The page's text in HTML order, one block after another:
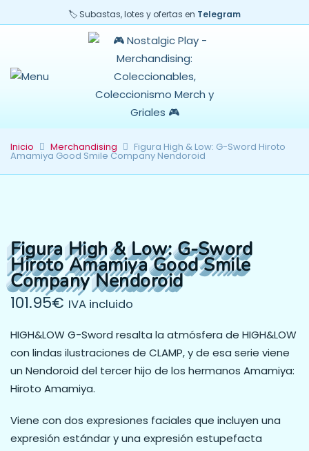
🏷️ Subastas, lotes y ofertas en Telegram
Inicio Merchandising Figura High & Low: G-Sword Hiroto
Amamiya Good Smile Company Nendoroid
Figura High & Low: G-Sword
Hiroto Amamiya Good Smile
Company Nendoroid
101.95€ IVA incluido
HIGH&LOW G-Sword resalta la atmósfera de HIGH&LOW
con lindas ilustraciones de CLAMP, y de esa serie viene
un Nendoroid del tercer hijo de los hermanos Amamiya:
Hiroto Amamiya.
Viene con dos expresiones faciales que incluyen una
expresión estándar y una expresión estupefacta